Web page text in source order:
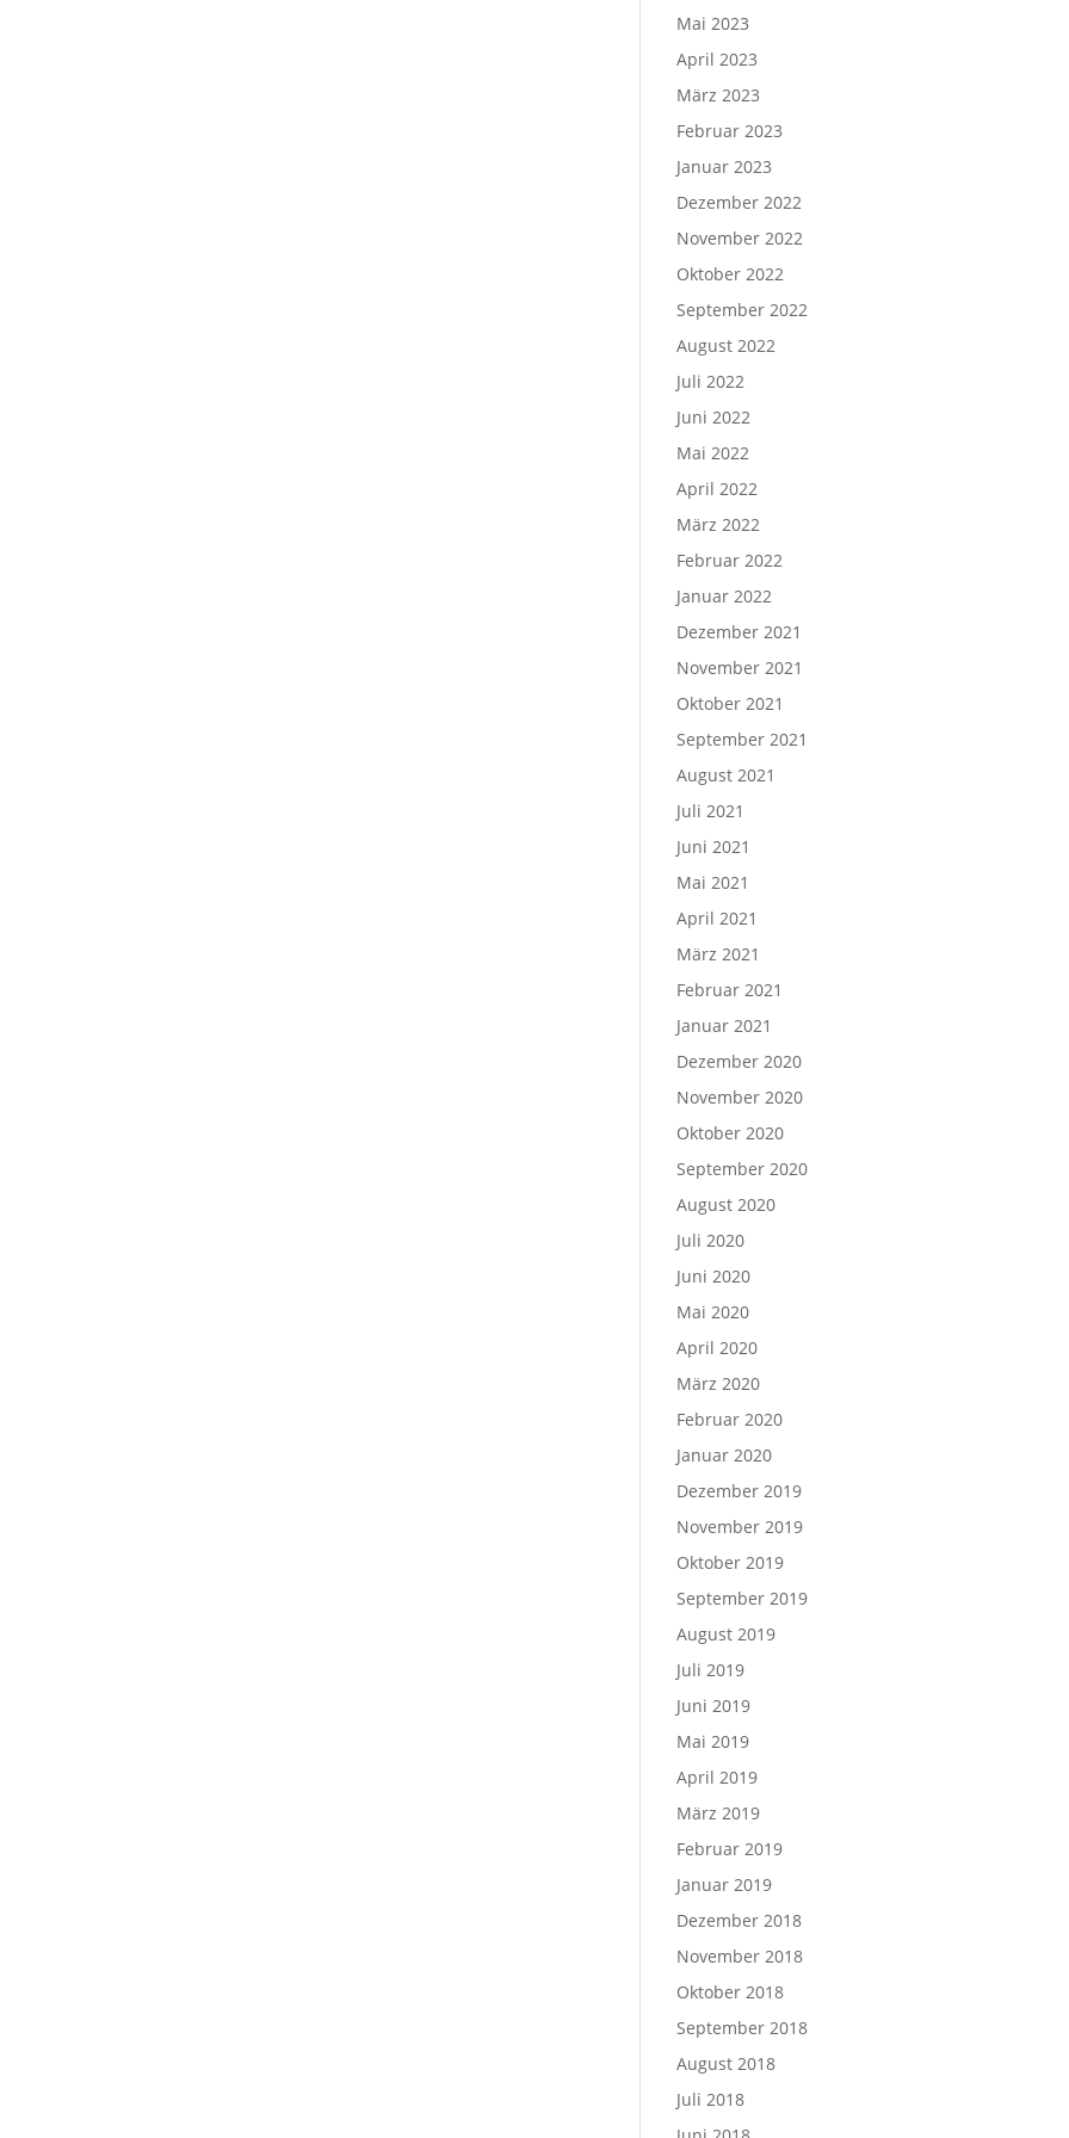
Mai 2023
April 2023
März 2023
Februar 2023
Januar 2023
Dezember 2022
November 2022
Oktober 2022
September 2022
August 2022
Juli 2022
Juni 2022
Mai 2022
April 2022
März 2022
Februar 2022
Januar 2022
Dezember 2021
November 2021
Oktober 2021
September 2021
August 2021
Juli 2021
Juni 2021
Mai 2021
April 2021
März 2021
Februar 2021
Januar 2021
Dezember 2020
November 2020
Oktober 2020
September 2020
August 2020
Juli 2020
Juni 2020
Mai 2020
April 2020
März 2020
Februar 2020
Januar 2020
Dezember 2019
November 2019
Oktober 2019
September 2019
August 2019
Juli 2019
Juni 2019
Mai 2019
April 2019
März 2019
Februar 2019
Januar 2019
Dezember 2018
November 2018
Oktober 2018
September 2018
August 2018
Juli 2018